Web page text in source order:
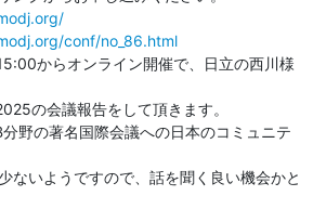
conf/no_86.html
からオンライン開催で、日立の西川様
の会議報告をして頂きます。
野の著名国際会議への日本のコミュニテ
ないようですので、話を聞く良い機会かと